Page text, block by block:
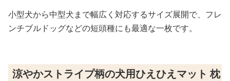
小型犬から中型犬まで幅広く対応するサイズ展開で、フレ
ンチブルドッグなどの短頭種にも最適な一枚です。
涼やかストライプ柄の犬用ひえひえマット 枕